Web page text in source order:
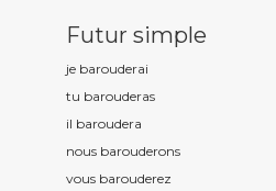
Futur simple
je barouderai
tu barouderas
il baroudera
nous barouderons
vous barouderez